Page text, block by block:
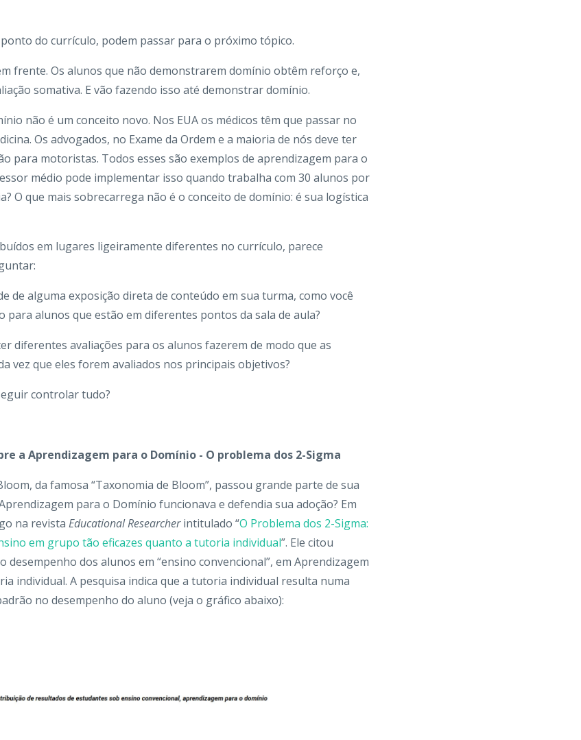
do currículo, podem passar para o próximo tópico.
frente. Os alunos que não demonstrarem domínio obtêm reforço e,
somativa. E vão fazendo isso até demonstrar domínio.
não é um conceito novo. Nos EUA os médicos têm que passar no
Os advogados, no Exame da Ordem e a maioria de nós deve ter
para motoristas. Todos esses são exemplos de aprendizagem para o
médio pode implementar isso quando trabalha com 30 alunos por
O que mais sobrecarrega não é o conceito de domínio: é sua logística
em lugares ligeiramente diferentes no currículo, parece
de alguma exposição direta de conteúdo em sua turma, como você
para alunos que estão em diferentes pontos da sala de aula?
diferentes avaliações para os alunos fazerem de modo que as
vez que eles forem avaliados nos principais objetivos?
controlar tudo?
a Aprendizagem para o Domínio - O problema dos 2-Sigma
da famosa “Taxonomia de Bloom”, passou grande parte de sua
para o Domínio funcionava e defendia sua adoção? Em
na revista Educational Researcherintitulado “O Problema dos 2-Sigma:
em grupo tão eficazes quanto a tutoria individual”. Ele citou
desempenho dos alunos em “ensino convencional”, em Aprendizagem
individual. A pesquisa indica que a tutoria individual resulta numa
no desempenho do aluno (veja o gráfico abaixo):